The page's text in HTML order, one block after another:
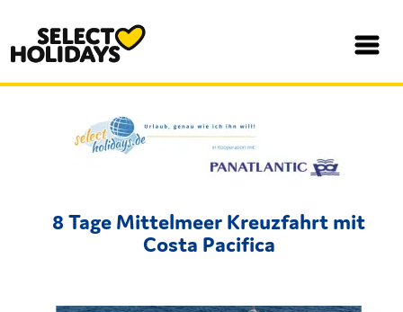
8 Tage Mittelmeer Kreuzfahrt mit
Costa Pacifica